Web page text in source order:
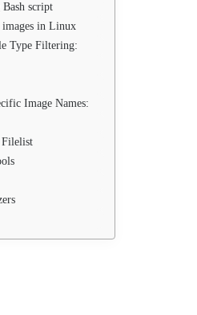
script
images in Linux
Type Filtering:
Image Names: